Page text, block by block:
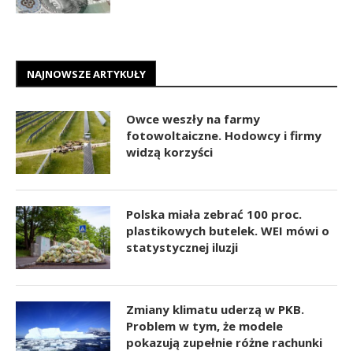
NAJNOWSZE ARTYKUŁY
Owce weszły na farmy
fotowoltaiczne. Hodowcy i firmy
widzą korzyści
Polska miała zebrać 100 proc.
plastikowych butelek. WEI mówi o
statystycznej iluzji
Zmiany klimatu uderzą w PKB.
Problem w tym, że modele
pokazują zupełnie różne rachunki